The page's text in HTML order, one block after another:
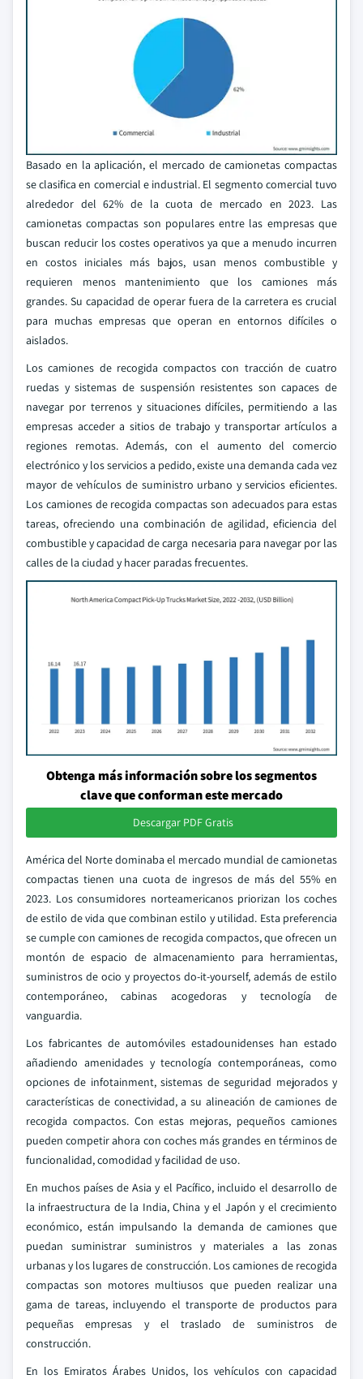
Basado en la aplicación, el mercado de camionetas compactas
se clasifica en comercial e industrial. El segmento comercial tuvo
alrededor del 62% de la cuota de mercado en 2023. Las
camionetas compactas son populares entre las empresas que
buscan reducir los costes operativos ya que a menudo incurren
en costos iniciales más bajos, usan menos combustible y
requieren menos mantenimiento que los camiones más
grandes. Su capacidad de operar fuera de la carretera es crucial
para muchas empresas que operan en entornos difíciles o
aislados.
Los camiones de recogida compactos con tracción de cuatro
ruedas y sistemas de suspensión resistentes son capaces de
navegar por terrenos y situaciones difíciles, permitiendo a las
empresas acceder a sitios de trabajo y transportar artículos a
regiones remotas. Además, con el aumento del comercio
electrónico y los servicios a pedido, existe una demanda cada vez
mayor de vehículos de suministro urbano y servicios eficientes.
Los camiones de recogida compactas son adecuados para estas
tareas, ofreciendo una combinación de agilidad, eficiencia del
combustible y capacidad de carga necesaria para navegar por las
calles de la ciudad y hacer paradas frecuentes.
Obtenga más información sobre los segmentos
clave que conforman este mercado
Descargar PDF Gratis
América del Norte dominaba el mercado mundial de camionetas
compactas tienen una cuota de ingresos de más del 55% en
2023. Los consumidores norteamericanos priorizan los coches
de estilo de vida que combinan estilo y utilidad. Esta preferencia
se cumple con camiones de recogida compactos, que ofrecen un
montón de espacio de almacenamiento para herramientas,
suministros de ocio y proyectos do-it-yourself, además de estilo
contemporáneo, cabinas acogedoras y tecnología de
vanguardia.
Los fabricantes de automóviles estadounidenses han estado
añadiendo amenidades y tecnología contemporáneas, como
opciones de infotainment, sistemas de seguridad mejorados y
características de conectividad, a su alineación de camiones de
recogida compactos. Con estas mejoras, pequeños camiones
pueden competir ahora con coches más grandes en términos de
funcionalidad, comodidad y facilidad de uso.
En muchos países de Asia y el Pacífico, incluido el desarrollo de
la infraestructura de la India, China y el Japón y el crecimiento
económico, están impulsando la demanda de camiones que
puedan suministrar suministros y materiales a las zonas
urbanas y los lugares de construcción. Los camiones de recogida
compactas son motores multiusos que pueden realizar una
gama de tareas, incluyendo el transporte de productos para
pequeñas empresas y el traslado de suministros de
construcción.
En los Emiratos Árabes Unidos, los vehículos con capacidad